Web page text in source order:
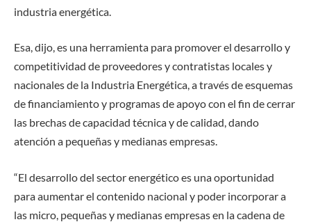
industria energética.
Esa, dijo, es una herramienta para promover el desarrollo y
competitividad de proveedores y contratistas locales y
nacionales de la Industria Energética, a través de esquemas
de financiamiento y programas de apoyo con el fin de cerrar
las brechas de capacidad técnica y de calidad, dando
atención a pequeñas y medianas empresas.
“El desarrollo del sector energético es una oportunidad
para aumentar el contenido nacional y poder incorporar a
las micro, pequeñas y medianas empresas en la cadena de